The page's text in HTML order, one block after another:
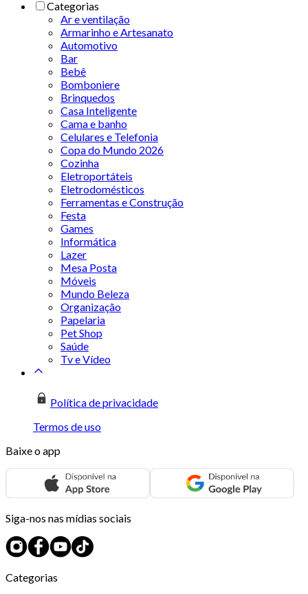
Categorias
Ar e ventilação
Armarinho e Artesanato
Automotivo
Bar
Bebê
Bomboniere
Brinquedos
Casa Inteligente
Cama e banho
Celulares e Telefonia
Copa do Mundo 2026
Cozinha
Eletroportáteis
Eletrodomésticos
Ferramentas e Construção
Festa
Games
Informática
Lazer
Mesa Posta
Móveis
Mundo Beleza
Organização
Papelaria
Pet Shop
Saúde
Tv e Vídeo
Política de privacidade
Termos de uso
Baixe o app
Siga-nos nas mídias sociais
Categorias